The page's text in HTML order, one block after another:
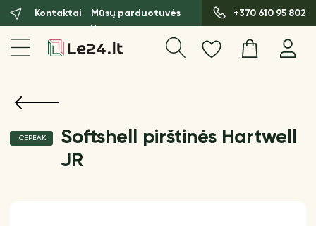
Kontaktai Mūsų parduotuvės +370 610 95 802
ICEPEAK
Softshell pirštinės Hartwell
JR